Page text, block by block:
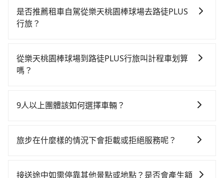
擇，高鐵較貴、費時、轉車麻煩！桃園-台北雖然一天最
多時有74班車次，從最早06:49到23:40，過了末班車到
站，接著在站內購買高鐵票、通過閘口、並在月台上等
待列車的到來，大概又過了15分鐘，再乘坐16~22分鐘
者天候狀況，決定是步行一段路或者搭乘公車抵達最終
tripool並到府專車接送，則每人平均花費約160元，費
是否推薦租車自駕從樂天桃園棒球場去路徒PLUS
行旅？
對的時間彈性，在北北基桃竹有提供甲地乙還的iRent應
該適合你。註冊完iRent的app後，可以每小時
的花費預估為$300~400，雖已將eTag和可能的每小時
型，如Toyota Yaris、Prius C、Vios這類乘坐體驗較差
從樂天桃園棒球場到路徒PLUS行旅叫計程車划算
嗎？
灣大車隊、Uber、Line Taxi、Yoxi等，如果在路邊攔不
程跳錶計算，價格約為985~1,200元間，若改選tripool
旅的最佳選擇。
9人以上團體該如何選擇車輛？
9人以上之廂型車，其實屬違法。在現行法律下，營業小
中型巴士或大型遊覽車。非法改裝的車輛，不僅與車輛
旅步在什麼樣的情況下會拒載或拒絕服務呢？
原因，司機有權拒絕服務： 1) 當日搭車人數或行李超過
接送途中如需停靠其他景點或地點？是否會產生額